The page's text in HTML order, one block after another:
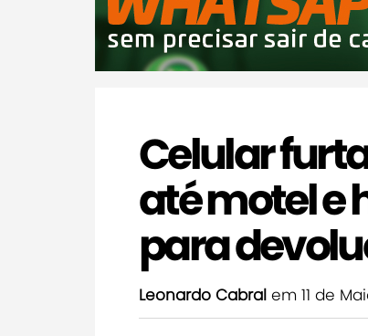
Celular
até motel e
para
Leonardo Cabral em 11 de